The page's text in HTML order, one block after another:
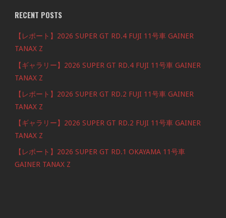
RECENT POSTS
【レポート】2026 SUPER GT RD.4 FUJI 11号車 GAINER
TANAX Z
【ギャラリー】2026 SUPER GT RD.4 FUJI 11号車 GAINER
TANAX Z
【レポート】2026 SUPER GT RD.2 FUJI 11号車 GAINER
TANAX Z
【ギャラリー】2026 SUPER GT RD.2 FUJI 11号車 GAINER
TANAX Z
【レポート】2026 SUPER GT RD.1 OKAYAMA 11号車
GAINER TANAX Z